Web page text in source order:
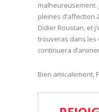
malheureusement.
pleines d’affection
Didier Roustan, et
trouveras dans les
continuera
Bien amicalement,